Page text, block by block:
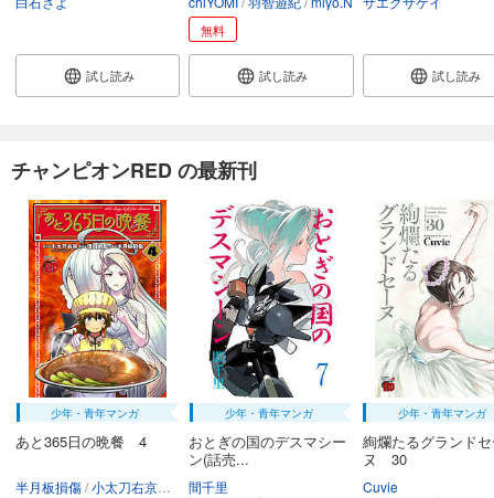
試し読み
無料
試し読み 試し読み
チャンピオンRED の最新刊
少年・青年マンガ
あと365日の晩餐 4
半月板損傷 小太刀右京（チーム・バレルロール） 須田綱鑑
少年・青年マンガ
おとぎの国のデスマシー
ン(話売...
間千里
少年・青年マンガ
絢爛たるグランド
ヌ 30
Cuvie